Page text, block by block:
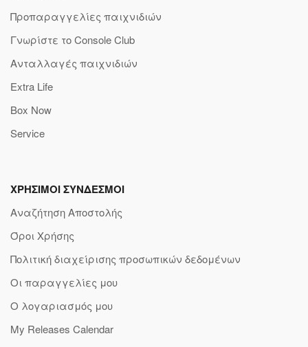
Προπαραγγελίες παιχνιδιών
Γνωρίστε το Console Club
Ανταλλαγές παιχνιδιών
Extra Life
Box Now
Service
ΧΡΗΣΙΜΟΙ ΣΥΝΔΕΣΜΟΙ
Αναζήτηση Αποστολής
Όροι Χρήσης
Πολιτική διαχείρισης προσωπικών δεδομένων
Οι παραγγελίες μου
Ο λογαριασμός μου
My Releases Calendar